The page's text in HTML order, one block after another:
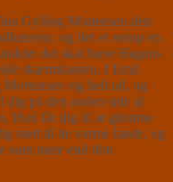
Gylling Mortensen den
og det er netop en
der skal bære Hagens
skærmkanten. I Emil
sig helt ud, og
dig på den anden side af
Hun får dig til at glemme
med til de varme lande, og
som mere end blot